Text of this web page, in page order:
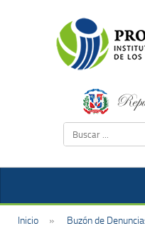
Inicio » Buzón de